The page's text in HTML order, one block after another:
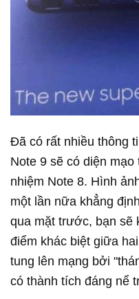
Đã có rất nhiều thông
Note 9 sẽ có diện
nhiệm Note 8. Hình
một lần nữa khẳng
qua mặt trước, bạn sẽ
điểm khác biệt giữa
tung lên mạng bởi
có thành tích đáng nể